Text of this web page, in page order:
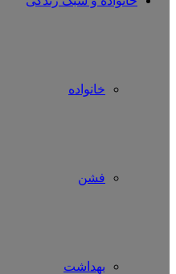
خانواده
فشن
بهداشت